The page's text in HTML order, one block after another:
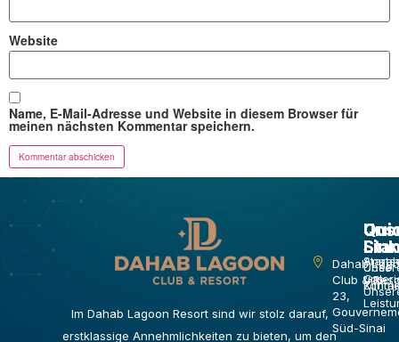
Website
Name, E-Mail-Adresse und Website in diesem Browser für
meinen nächsten Kommentar speichern.
Im Dahab Lagoon Resort sind wir stolz darauf,
erstklassige Annehmlichkeiten zu bieten, um den
Über
uns
Dahab
Club &
23,
Süd-Sinai